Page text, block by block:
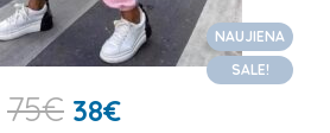
NAUJIENA
SALE!
75€ 38€